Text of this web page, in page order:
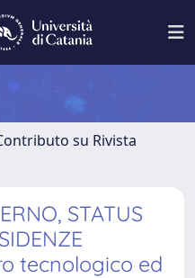
su Rivista
STATUS
tecnologico ed